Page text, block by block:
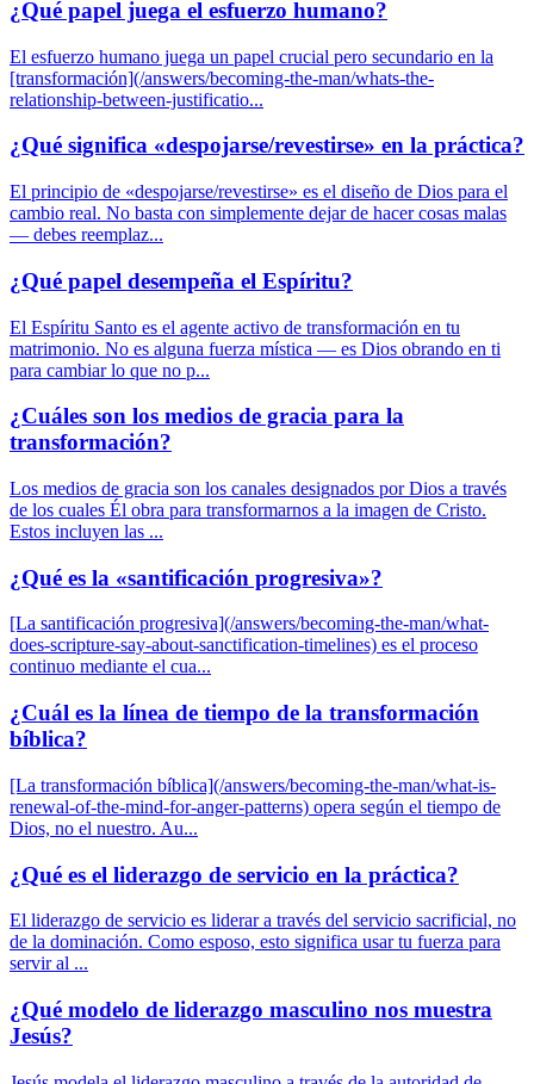
¿Qué papel juega el esfuerzo humano?
El esfuerzo humano juega un papel crucial pero secundario en la
[transformación](/answers/becoming-the-man/whats-the-
relationship-between-justificatio...
¿Qué significa «despojarse/revestirse» en la práctica?
El principio de «despojarse/revestirse» es el diseño de Dios para el
cambio real. No basta con simplemente dejar de hacer cosas malas
— debes reemplaz...
¿Qué papel desempeña el Espíritu?
El Espíritu Santo es el agente activo de transformación en tu
matrimonio. No es alguna fuerza mística — es Dios obrando en ti
para cambiar lo que no p...
¿Cuáles son los medios de gracia para la
transformación?
Los medios de gracia son los canales designados por Dios a través
de los cuales Él obra para transformarnos a la imagen de Cristo.
Estos incluyen las ...
¿Qué es la «santificación progresiva»?
[La santificación progresiva](/answers/becoming-the-man/what-
does-scripture-say-about-sanctification-timelines) es el proceso
continuo mediante el cua...
¿Cuál es la línea de tiempo de la transformación
bíblica?
[La transformación bíblica](/answers/becoming-the-man/what-is-
renewal-of-the-mind-for-anger-patterns) opera según el tiempo de
Dios, no el nuestro. Au...
¿Qué es el liderazgo de servicio en la práctica?
El liderazgo de servicio es liderar a través del servicio sacrificial, no
de la dominación. Como esposo, esto significa usar tu fuerza para
servir al ...
¿Qué modelo de liderazgo masculino nos muestra
Jesús?